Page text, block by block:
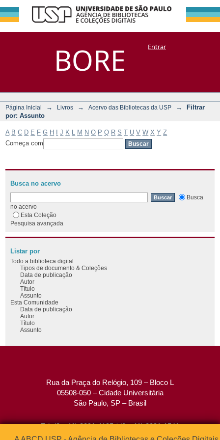
BORE
Filtrar por:
Assunto
DSpace/Manakin + CoriscoEntrar
Página Inicial → Livros → Acervo das Bibliotecas da USP →
Filtrar
por: Assunto
A B C D E F G H J K M N O P Q R S T U V W X Y Z
Começa com
Busca no acervo
Busca
no acervo
Esta Coleção
Pesquisa avançada
Listar por
Todo a biblioteca digital
Tipos de documento & Coleções
Data de publicação
Autor
Título
Assunto
Esta Comunidade
Data de publicação
Autor
Título
Assunto
Rua da Praça do Relógio, 109 – Bloco L
05508-050 – Cidade Universitária
São Paulo, SP – Brasil
Tel: (0xx11) 3091-4195 / (0xx11) 3091-1541
Fax: (0xx11) 3091-1567